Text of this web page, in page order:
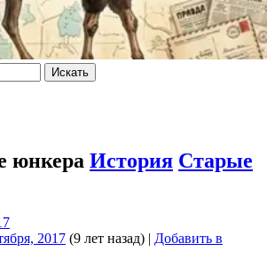
Искать
юнкера История Старые
2017 (9 лет назад) | Добавить в